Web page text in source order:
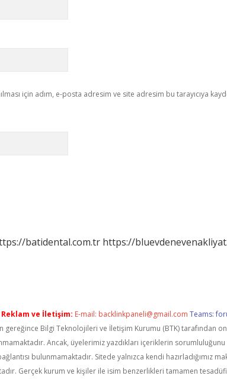
için adım, e-posta adresim ve site adresim bu tarayıcıya
batidental.com.tr https://
Reklam ve İletişim: E-mail: backlinkpaneli@gmail.com Teams:
gereğince Bilgi Teknolojileri ve İletişim Kurumu (BTK)
Ancak, üyelerimiz yazdıkları içeriklerin
bulunmamaktadır. Sitede yalnızca kendi
Gerçek kurum ve kişiler ile isim benzerlikleri tamamen